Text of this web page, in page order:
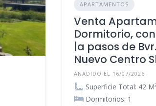
APARTAMENTOS
Venta
Dormitorio,
|a pasos de
Nuevo Centro
AÑADIDO EL 16/07/2026
Superficie Total: 42 M²
Dormitorios: 1